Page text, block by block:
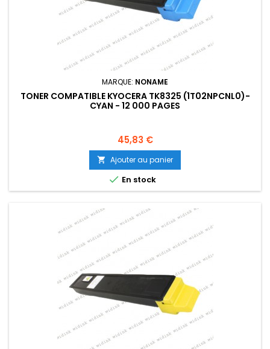
MARQUE: NONAME
TONER COMPATIBLE KYOCERA TK8325 (1T02NPCNL0)-
CYAN - 12 000 PAGES
Prix
45,83 €
 Ajouter au panier
 En stock